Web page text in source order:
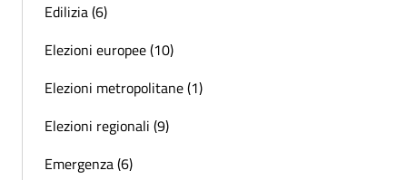
Edilizia (6)
Elezioni europee (10)
Elezioni metropolitane (1)
Elezioni regionali (9)
Emergenza (6)